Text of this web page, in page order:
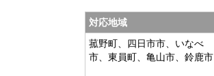
対応地域
菰野町、四日市市、いなべ
市、東員町、亀山市、鈴鹿市